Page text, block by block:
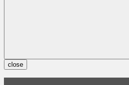
close